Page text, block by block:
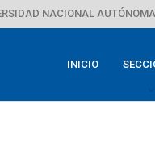
NACIONAL
INICIO